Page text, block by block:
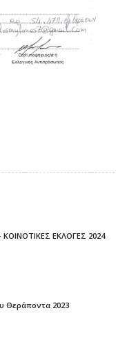
ΕΚΛΟΓΕΣ 2024
Θεράποντα 2023